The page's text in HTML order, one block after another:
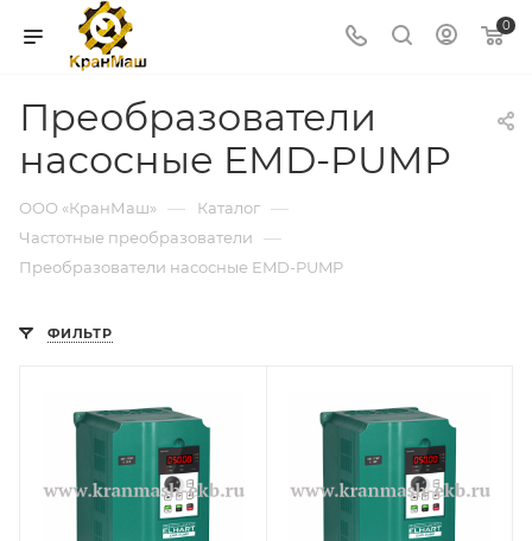
0
Преобразователи
насосные EMD-PUMP
ООО «КранМаш» — Каталог —
Частотные преобразователи —
Преобразователи насосные EMD-PUMP
ФИЛЬТР